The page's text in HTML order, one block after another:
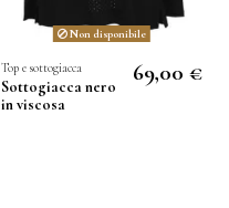
Non disponibile
Top e sottogiacca
Sottogiacca nero
in viscosa
69,00 €